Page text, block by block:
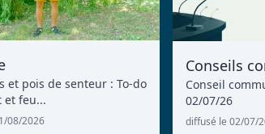
et pois de senteur : To-do
et feu...
08/2026
Conseils
Conseil
02/07/26
diffusé le 02/07/